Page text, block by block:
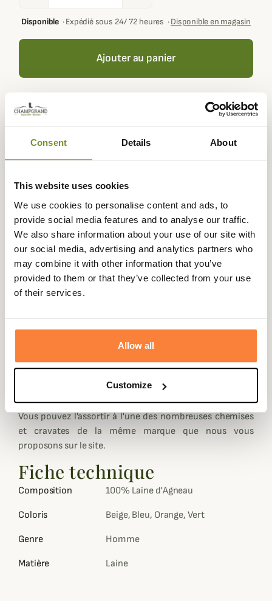
Consent Details About
This website uses cookies
We use cookies to personalise content and ads, to
provide social media features and to analyse our traffic.
We also share information about your use of our site with
our social media, advertising and analytics partners who
may combine it with other information that you’ve
provided to them or that they’ve collected from your use
of their services.
Allow all
Customize
Disponible·Expédié sous 24/ 72 heures ·Disponible en magasin
Ajouter au panier
En achetant ce produit vous gagnerez
grâce à notre
Expédié dans
la journée
Échange ou
retour sous
90 jours
sécurisé
3 fois dès 100
Description
Laksen vous propose ce joli pull col en V Johnston en laine
d'agneau d'Italie qui sera du plus bel effet porté avec les
différents coloris proposés. Il vous procurera chaleur et
douceur pour votre saison de chasse.
Avec ou sans cravate, le pull Johnston vous donnera un
Vous pouvez l'assortir à l'une des nombreuses chemises
et cravates de la même marque que nous vous
proposons sur le site.
Fiche technique
Composition 100% Laine d'Agneau
Coloris Beige, Bleu, Orange, Vert
Genre Homme
Matière Laine